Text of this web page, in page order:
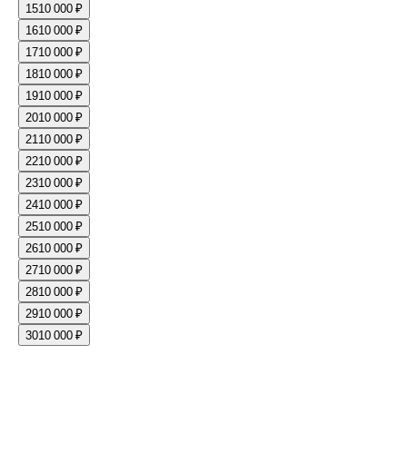
1510 000 ₽
1610 000 ₽
1710 000 ₽
1810 000 ₽
1910 000 ₽
2010 000 ₽
2110 000 ₽
2210 000 ₽
2310 000 ₽
2410 000 ₽
2510 000 ₽
2610 000 ₽
2710 000 ₽
2810 000 ₽
2910 000 ₽
3010 000 ₽